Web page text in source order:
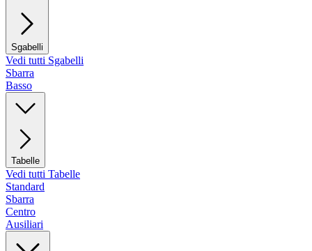
Sgabelli
Vedi tutti Sgabelli
Sbarra
Basso
Tabelle
Vedi tutti Tabelle
Standard
Sbarra
Centro
Ausiliari